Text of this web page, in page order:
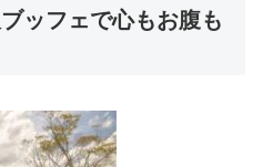
ッフェで心もお腹も